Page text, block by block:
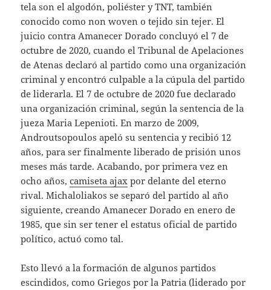
tela son el algodón, poliéster y TNT, también
conocido como non woven o tejido sin tejer. El
juicio contra Amanecer Dorado concluyó el 7 de
octubre de 2020, cuando el Tribunal de Apelaciones
de Atenas declaró al partido como una organización
criminal y encontró culpable a la cúpula del partido
de liderarla. El 7 de octubre de 2020 fue declarado
una organización criminal, según la sentencia de la
jueza Maria Lepenioti. En marzo de 2009,
Androutsopoulos apeló su sentencia y recibió 12
años, para ser finalmente liberado de prisión unos
meses más tarde. Acabando, por primera vez en
ocho años,camiseta ajax por delante del eterno
rival. Michaloliakos se separó del partido al año
siguiente, creando Amanecer Dorado en enero de
1985, que sin ser tener el estatus oficial de partido
político, actuó como tal.
Esto llevó a la formación de algunos partidos
escindidos, como Griegos por la Patria (liderado por